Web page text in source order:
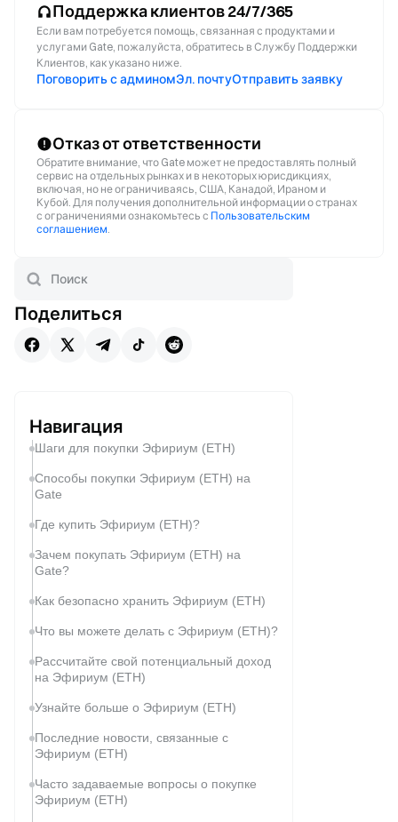
Поддержка клиентов 24/7/365
Если вам потребуется помощь, связанная с продуктами и
услугами Gate, пожалуйста, обратитесь в Службу Поддержки
Клиентов, как указано ниже.
Поговорить с админомЭл. почтуОтправить заявку
Отказ от ответственности
Обратите внимание, что Gate может не предоставлять полный
сервис на отдельных рынках и в некоторых юрисдикциях,
включая, но не ограничиваясь, США, Канадой, Ираном и
Кубой. Для получения дополнительной информации о странах
с ограничениями ознакомьтесь с Пользовательским
соглашением.
Поделиться
Навигация
Шаги для покупки Эфириум (ETH)
Способы покупки Эфириум (ETH) на
Gate
Где купить Эфириум (ETH)?
Зачем покупать Эфириум (ETH) на
Gate?
Как безопасно хранить Эфириум (ETH)
Что вы можете делать с Эфириум (ETH)?
Рассчитайте свой потенциальный доход
на Эфириум (ETH)
Узнайте больше о Эфириум (ETH)
Последние новости, связанные с
Эфириум (ETH)
Часто задаваемые вопросы о покупке
Эфириум (ETH)